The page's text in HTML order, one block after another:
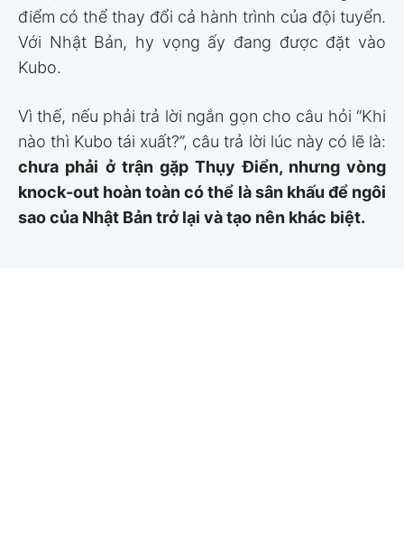
điểm có thể thay đổi cả hành trình của đội tuyển.
Với Nhật Bản, hy vọng ấy đang được đặt vào
Kubo.
Vì thế, nếu phải trả lời ngắn gọn cho câu hỏi “Khi
nào thì Kubo tái xuất?”, câu trả lời lúc này có lẽ là:
chưa phải ở trận gặp Thụy Điển, nhưng vòng
knock-out hoàn toàn có thể là sân khấu để ngôi
sao của Nhật Bản trở lại và tạo nên khác biệt.